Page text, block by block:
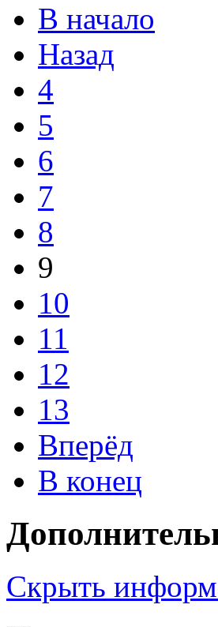
В начало
Назад
4
5
6
7
8
9
10
11
12
13
Вперёд
В конец
Скрыть